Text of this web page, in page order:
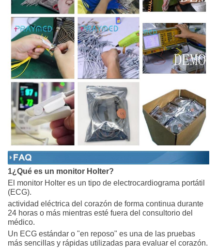
1¿Qué es un monitor Holter?
El monitor Holter es un tipo de electrocardiograma portátil
(ECG).
actividad eléctrica del corazón de forma continua durante
24 horas o más mientras esté fuera del consultorio del
médico.
Un ECG estándar o "en reposo" es una de las pruebas
más sencillas y rápidas utilizadas para evaluar el corazón.